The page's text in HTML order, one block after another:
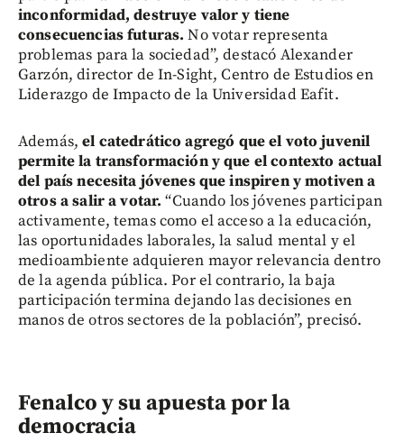
inconformidad, destruye valor y tiene
consecuencias futuras. No votar representa
problemas para la sociedad”, destacó Alexander
Garzón, director de In-Sight, Centro de Estudios en
Liderazgo de Impacto de la Universidad Eafit.
Además,el catedrático agregó que el voto juvenil
permite la transformación y que el contexto actual
del país necesita jóvenes que inspiren y motiven a
otros a salir a votar.“Cuando los jóvenes participan
activamente, temas como el acceso a la educación,
las oportunidades laborales, la salud mental y el
medioambiente adquieren mayor relevancia dentro
de la agenda pública. Por el contrario, la baja
participación termina dejando las decisiones en
manos de otros sectores de la población”, precisó.
Fenalco y su apuesta por la
democracia